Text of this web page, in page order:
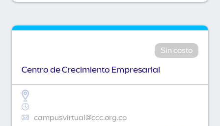
Sin costo
Centro de Crecimiento Empresarial
campusvirtual@ccc.org.co